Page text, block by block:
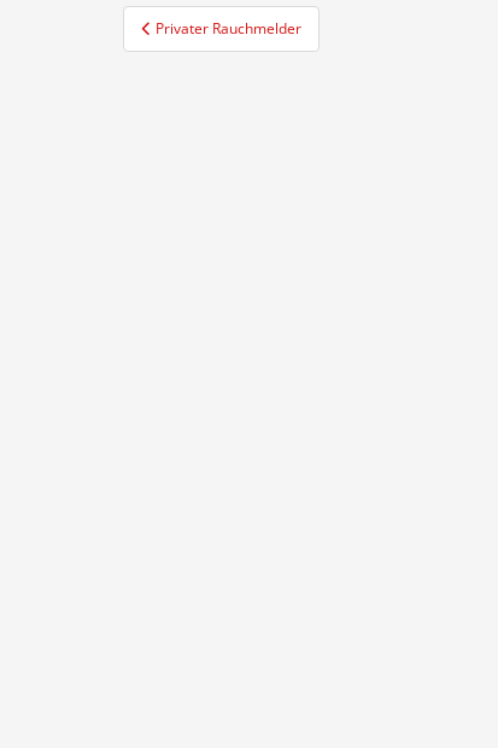
Beitragsnavigation
Privater Rauchmelder